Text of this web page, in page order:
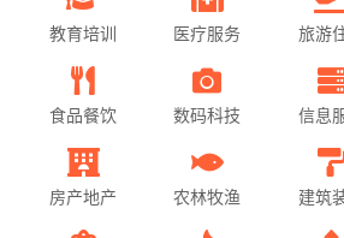
教育培训 医疗服务 旅游
食品餐饮 数码科技 信息
房产地产 农林牧渔 建筑